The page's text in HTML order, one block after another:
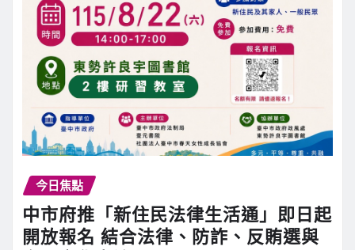
今日焦點
中市府推「新住民法律生活通」即日起
開放報名 結合法律、防詐、反賄選與